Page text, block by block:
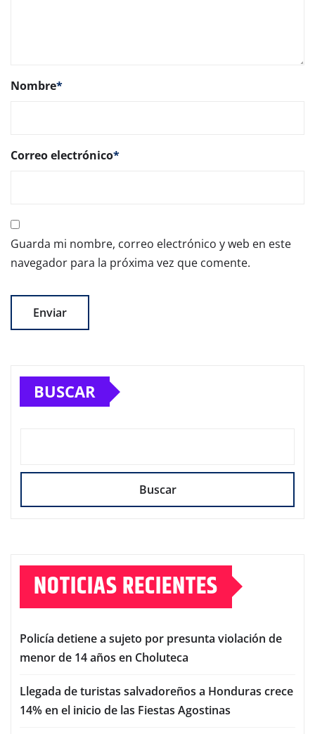
Nombre*
Correo electrónico*
Guarda mi nombre, correo electrónico y web en este
navegador para la próxima vez que comente.
BUSCAR
Buscar
NOTICIAS RECIENTES
Policía detiene a sujeto por presunta violación de
menor de 14 años en Choluteca
Llegada de turistas salvadoreños a Honduras crece
14% en el inicio de las Fiestas Agostinas